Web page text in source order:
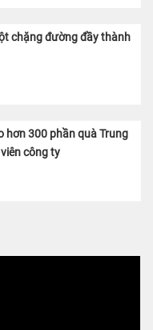
chặng đường đầy thành
hơn 300 phần quà Trung
công ty